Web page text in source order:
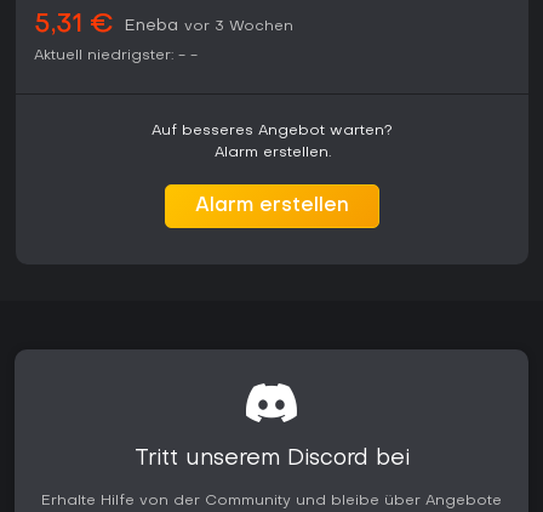
verfeinerten Version für alle, die charakterstarke
Piratengeschichten auf aktueller Hardware erleben möchten.
5,31 € Eneba vor 3 Wochen
Aktuell niedrigster: - -
Auf besseres Angebot warten?
Alarm erstellen.
Alarm erstellen
Tritt unserem Discord bei
Erhalte Hilfe von der Community und bleibe über Angebote